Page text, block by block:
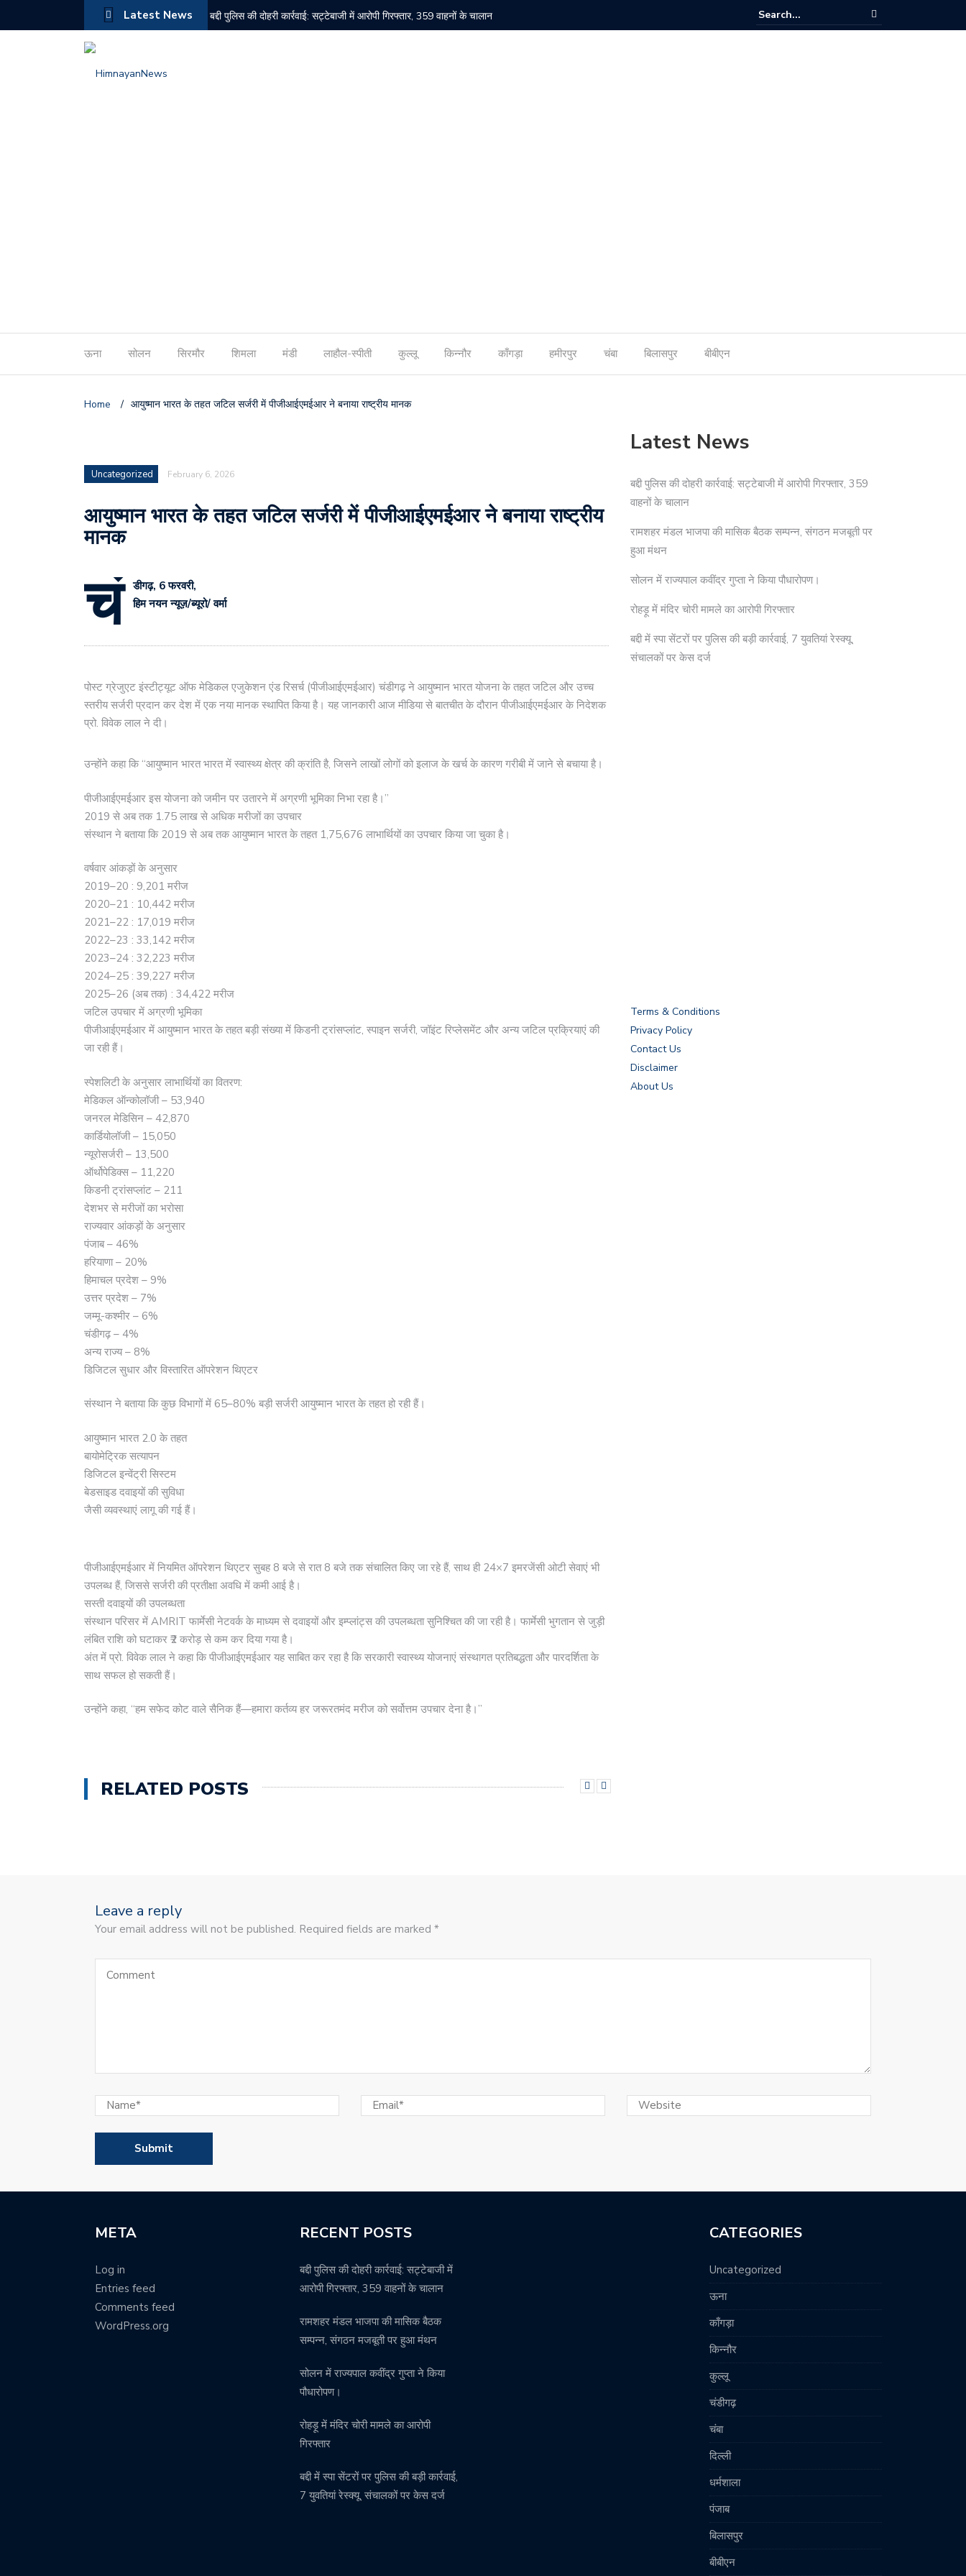
Latest News बद्दी पुलिस की दोहरी कार्रवाई: सट्टेबाजी में आरोपी गिरफ्तार, 359 वाहनों के चालान
ऊना सोलन सिरमौर शिमला मंडी लाहौल-स्पीती कुल्लू किन्नौर काँगड़ा हमीरपुर चंबा बिलासपुर बीबीएन
Home / आयुष्मान भारत के तहत जटिल सर्जरी में पीजीआईएमईआर ने बनाया राष्ट्रीय मानक
Uncategorized February 6, 2026
आयुष्मान भारत के तहत जटिल सर्जरी में पीजीआईएमईआर ने बनाया राष्ट्रीय
मानक
चं
डीगढ़, 6 फरवरी,
हिम नयन न्यूज़/ब्यूरो/ वर्मा
पोस्ट ग्रेजुएट इंस्टीट्यूट ऑफ मेडिकल एजुकेशन एंड रिसर्च (पीजीआईएमईआर) चंडीगढ़ ने आयुष्मान भारत योजना के तहत जटिल और उच्च
स्तरीय सर्जरी प्रदान कर देश में एक नया मानक स्थापित किया है। यह जानकारी आज मीडिया से बातचीत के दौरान पीजीआईएमईआर के निदेशक
प्रो. विवेक लाल ने दी।
उन्होंने कहा कि “आयुष्मान भारत भारत में स्वास्थ्य क्षेत्र की क्रांति है, जिसने लाखों लोगों को इलाज के खर्च के कारण गरीबी में जाने से बचाया है।
पीजीआईएमईआर इस योजना को जमीन पर उतारने में अग्रणी भूमिका निभा रहा है।”
2019 से अब तक 1.75 लाख से अधिक मरीजों का उपचार
संस्थान ने बताया कि 2019 से अब तक आयुष्मान भारत के तहत 1,75,676 लाभार्थियों का उपचार किया जा चुका है।
वर्षवार आंकड़ों के अनुसार
2019–20 : 9,201 मरीज
2020–21 : 10,442 मरीज
2021–22 : 17,019 मरीज
2022–23 : 33,142 मरीज
2023–24 : 32,223 मरीज
2024–25 : 39,227 मरीज
2025–26 (अब तक) : 34,422 मरीज
जटिल उपचार में अग्रणी भूमिका
पीजीआईएमईआर में आयुष्मान भारत के तहत बड़ी संख्या में किडनी ट्रांसप्लांट, स्पाइन सर्जरी, जॉइंट रिप्लेसमेंट और अन्य जटिल प्रक्रियाएं की
जा रही हैं।
स्पेशलिटी के अनुसार लाभार्थियों का वितरण:
मेडिकल ऑन्कोलॉजी – 53,940
जनरल मेडिसिन – 42,870
कार्डियोलॉजी – 15,050
न्यूरोसर्जरी – 13,500
ऑर्थोपेडिक्स – 11,220
किडनी ट्रांसप्लांट – 211
देशभर से मरीजों का भरोसा
राज्यवार आंकड़ों के अनुसार
पंजाब – 46%
हरियाणा – 20%
हिमाचल प्रदेश – 9%
उत्तर प्रदेश – 7%
जम्मू-कश्मीर – 6%
चंडीगढ़ – 4%
अन्य राज्य – 8%
डिजिटल सुधार और विस्तारित ऑपरेशन थिएटर
संस्थान ने बताया कि कुछ विभागों में 65–80% बड़ी सर्जरी आयुष्मान भारत के तहत हो रही हैं।
आयुष्मान भारत 2.0 के तहत
बायोमेट्रिक सत्यापन
डिजिटल इन्वेंट्री सिस्टम
बेडसाइड दवाइयों की सुविधा
जैसी व्यवस्थाएं लागू की गई हैं।
पीजीआईएमईआर में नियमित ऑपरेशन थिएटर सुबह 8 बजे से रात 8 बजे तक संचालित किए जा रहे हैं, साथ ही 24×7 इमरजेंसी ओटी सेवाएं भी
उपलब्ध हैं, जिससे सर्जरी की प्रतीक्षा अवधि में कमी आई है।
सस्ती दवाइयों की उपलब्धता
संस्थान परिसर में AMRIT फार्मेसी नेटवर्क के माध्यम से दवाइयों और इम्प्लांट्स की उपलब्धता सुनिश्चित की जा रही है। फार्मेसी भुगतान से जुड़ी
लंबित राशि को घटाकर ₹2 करोड़ से कम कर दिया गया है।
अंत में प्रो. विवेक लाल ने कहा कि पीजीआईएमईआर यह साबित कर रहा है कि सरकारी स्वास्थ्य योजनाएं संस्थागत प्रतिबद्धता और पारदर्शिता के
साथ सफल हो सकती हैं।
उन्होंने कहा, “हम सफेद कोट वाले सैनिक हैं—हमारा कर्तव्य हर जरूरतमंद मरीज को सर्वोत्तम उपचार देना है।”
RELATED POSTS
Latest News
बद्दी पुलिस की दोहरी कार्रवाई: सट्टेबाजी में आरोपी गिरफ्तार, 359
वाहनों के चालान
रामशहर मंडल भाजपा की मासिक बैठक सम्पन्न, संगठन मजबूती पर
हुआ मंथन
सोलन में राज्यपाल कवींद्र गुप्ता ने किया पौधारोपण।
रोहड़ू में मंदिर चोरी मामले का आरोपी गिरफ्तार
बद्दी में स्पा सेंटरों पर पुलिस की बड़ी कार्रवाई, 7 युवतियां रेस्क्यू,
संचालकों पर केस दर्ज
Terms & Conditions
Privacy Policy
Contact Us
Disclaimer
About Us
Leave a reply
Your email address will not be published. Required fields are marked *
META
Log in
Entries feed
Comments feed
WordPress.org
RECENT POSTS
बद्दी पुलिस की दोहरी कार्रवाई: सट्टेबाजी में
आरोपी गिरफ्तार, 359 वाहनों के चालान
रामशहर मंडल भाजपा की मासिक बैठक
सम्पन्न, संगठन मजबूती पर हुआ मंथन
सोलन में राज्यपाल कवींद्र गुप्ता ने किया
पौधारोपण।
रोहड़ू में मंदिर चोरी मामले का आरोपी
गिरफ्तार
बद्दी में स्पा सेंटरों पर पुलिस की बड़ी कार्रवाई,
7 युवतियां रेस्क्यू, संचालकों पर केस दर्ज
CATEGORIES
Uncategorized
ऊना
काँगड़ा
किन्नौर
कुल्लू
चंडीगढ़
चंबा
दिल्ली
धर्मशाला
पंजाब
बिलासपुर
बीबीएन